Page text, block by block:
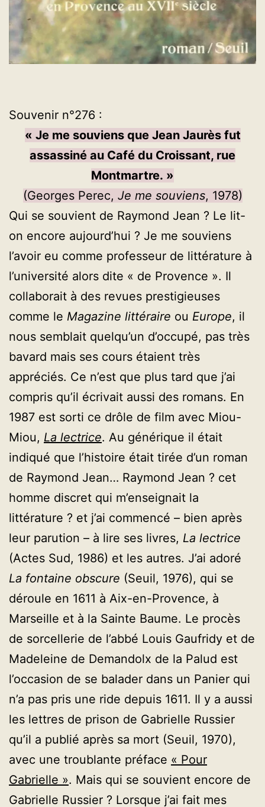
Souvenir n°276 :
« Je me souviens que Jean Jaurès fut
assassiné au Café du Croissant, rue
Montmartre. »
(Georges Perec, Je me souviens, 1978)
Qui se souvient de Raymond Jean ? Le lit-
on encore aujourd’hui ? Je me souviens
l’avoir eu comme professeur de littérature à
l’université alors dite « de Provence ». Il
collaborait à des revues prestigieuses
comme le Magazine littéraire ou Europe, il
nous semblait quelqu’un d’occupé, pas très
bavard mais ses cours étaient très
appréciés. Ce n’est que plus tard que j’ai
compris qu’il écrivait aussi des romans. En
1987 est sorti ce drôle de film avec Miou-
Miou, La lectrice. Au générique il était
indiqué que l’histoire était tirée d’un roman
de Raymond Jean… Raymond Jean ? cet
homme discret qui m’enseignait la
littérature ? et j’ai commencé – bien après
leur parution – à lire ses livres, La lectrice
(Actes Sud, 1986) et les autres. J’ai adoré
La fontaine obscure (Seuil, 1976), qui se
déroule en 1611 à Aix-en-Provence, à
Marseille et à la Sainte Baume. Le procès
de sorcellerie de l’abbé Louis Gaufridy et de
Madeleine de Demandolx de la Palud est
l’occasion de se balader dans un Panier qui
n’a pas pris une ride depuis 1611. Il y a aussi
les lettres de prison de Gabrielle Russier
qu’il a publié après sa mort (Seuil, 1970),
avec une troublante préface « Pour
Gabrielle ». Mais qui se souvient encore de
Gabrielle Russier ? Lorsque j’ai fait mes